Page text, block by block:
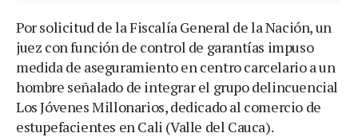
Por solicitud de la Fiscalía General de la Nación, un
juez con función de control de garantías impuso
medida de aseguramiento en centro carcelario a un
hombre señalado de integrar el grupo delincuencial
Los Jóvenes Millonarios, dedicado al comercio de
estupefacientes en Cali (Valle del Cauca).